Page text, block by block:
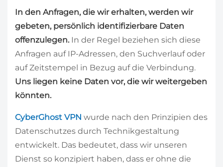
In den Anfragen, die wir erhalten, werden wir
gebeten, persönlich identifizierbare Daten
offenzulegen. In der Regel beziehen sich diese
Anfragen auf IP-Adressen, den Suchverlauf oder
auf Zeitstempel in Bezug auf die Verbindung.
Uns liegen keine Daten vor, die wir weitergeben
könnten.
CyberGhost VPN wurde nach den Prinzipien des
Datenschutzes durch Technikgestaltung
entwickelt. Das bedeutet, dass wir unseren
Dienst so konzipiert haben, dass er ohne die